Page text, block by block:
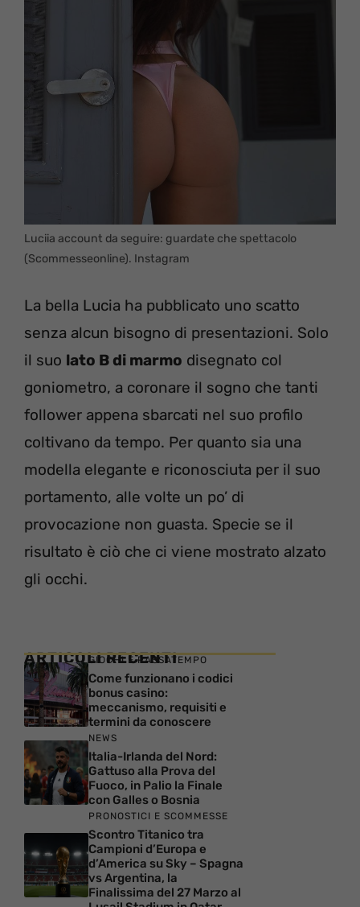
Luciia account da seguire: guardate che spettacolo
(Scommesseonline). Instagram
La bella Lucia ha pubblicato uno scatto
senza alcun bisogno di presentazioni. Solo
il suo lato B di marmo disegnato col
goniometro, a coronare il sogno che tanti
follower appena sbarcati nel suo profilo
coltivano da tempo. Per quanto sia una
modella elegante e riconosciuta per il suo
portamento, alle volte un po’ di
provocazione non guasta. Specie se il
risultato è ciò che ci viene mostrato alzato
gli occhi.
ARTICOLI RECENTI
GIOCHI E PASSATEMPO
Come funzionano i codici
bonus casino:
meccanismo, requisiti e
termini da conoscere
NEWS
Italia-Irlanda del Nord:
Gattuso alla Prova del
Fuoco, in Palio la Finale
con Galles o Bosnia
PRONOSTICI E SCOMMESSE
Scontro Titanico tra
Campioni d’Europa e
d’America su Sky – Spagna
vs Argentina, la
Finalissima del 27 Marzo al